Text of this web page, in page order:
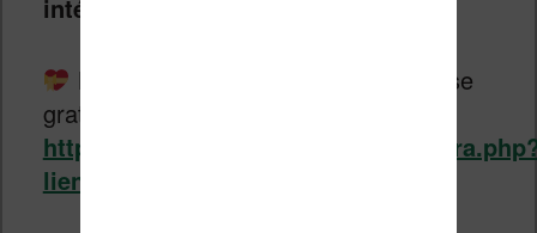
intéressants et encore disponibles :
Nouvelle Vivlio Touch Lux 5 + housse
gratuite chez Cultura :
https://www.liseuses.net/liens/
lien=lux-5